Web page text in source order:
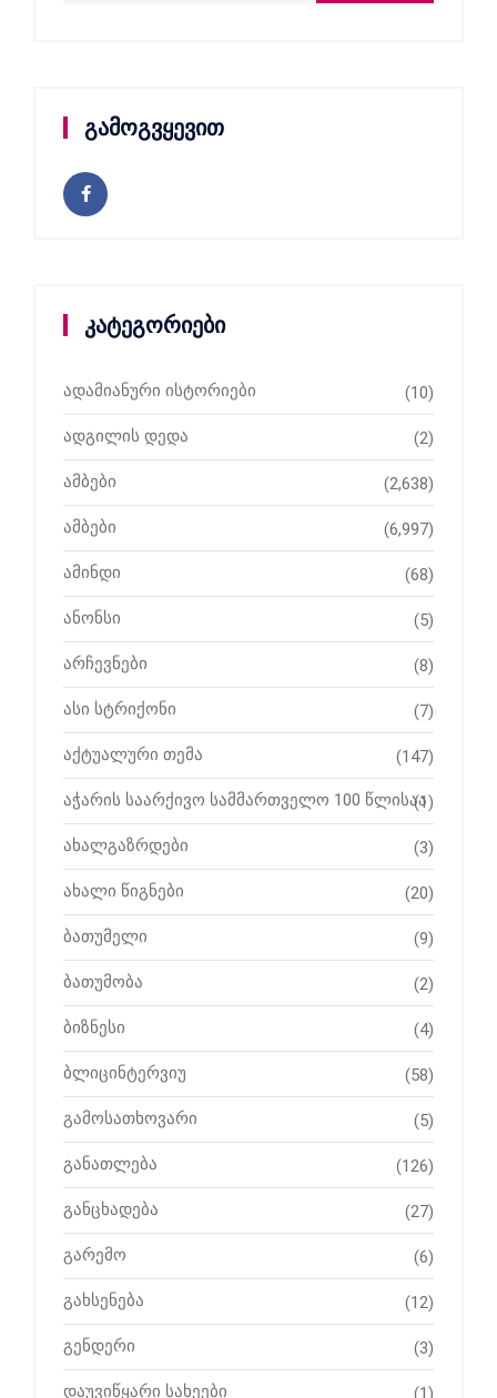
გამოგვყევით
კატეგორიები
ადამიანური ისტორიები (10)
ადგილის დედა (2)
ამბები (2,638)
ამბები (6,997)
ამინდი (68)
ანონსი (5)
არჩევნები (8)
ასი სტრიქონი (7)
აქტუალური თემა (147)
აჭარის საარქივო სამმართველო 100 წლისაა
(1)
ახალგაზრდები (3)
ახალი წიგნები (20)
ბათუმელი (9)
ბათუმობა (2)
ბიზნესი (4)
ბლიცინტერვიუ (58)
გამოსათხოვარი (5)
განათლება (126)
განცხადება (27)
გარემო (6)
გახსენება (12)
გენდერი (3)
დაუვიწყარი სახეები (1)